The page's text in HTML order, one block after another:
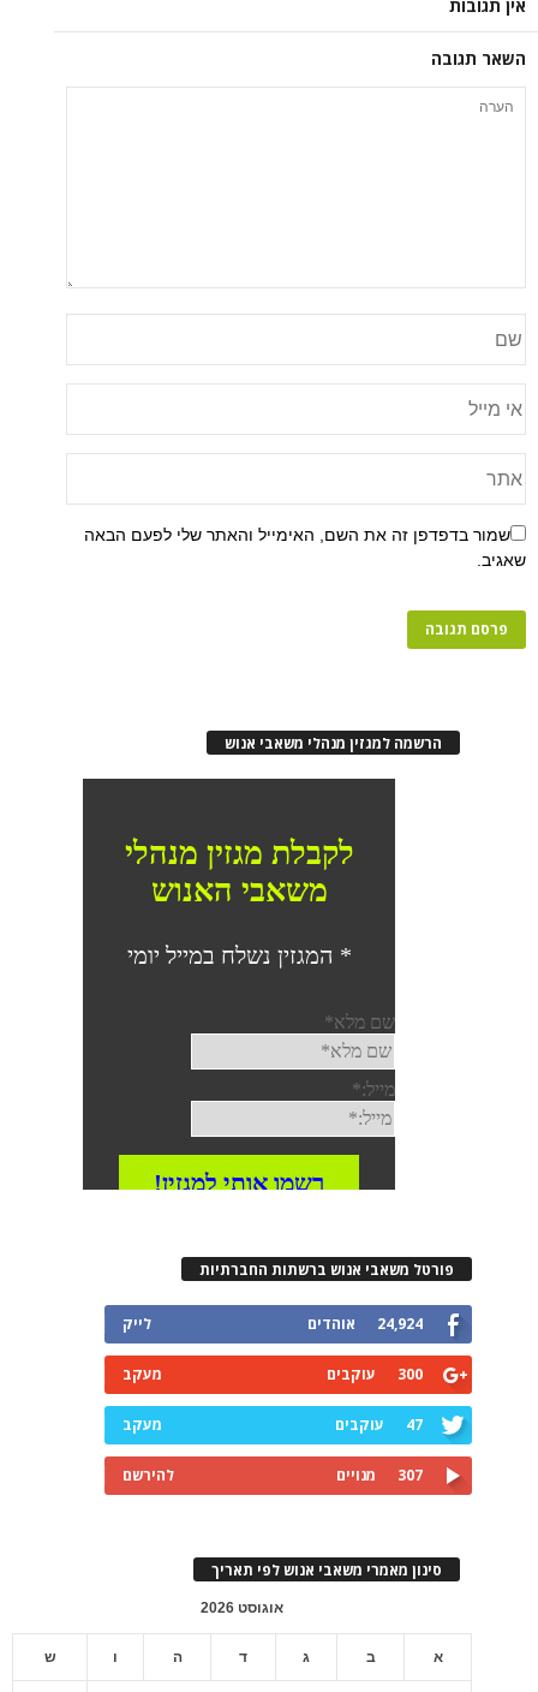
אין תגובות
השאר תגובה
שמור בדפדפן זה את השם, האימייל והאתר שלי לפעם הבאה
שאגיב.
הרשמה למגזין מנהלי משאבי אנוש
פורטל משאבי אנוש ברשתות החברתיות
24,924 אוהדים לייק
300 עוקבים מעקב
47 עוקבים מעקב
307 מנויים להירשם
סינון מאמרי משאבי אנוש לפי תאריך
אוגוסט 2026
א ב ג ד ה ו ש